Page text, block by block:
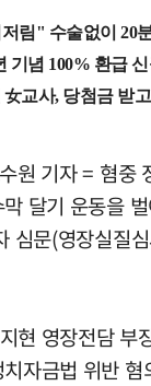
원 기자 = 혐중
달기 운동을
심문(영장실질
현 영장전담 부
자금법 위반